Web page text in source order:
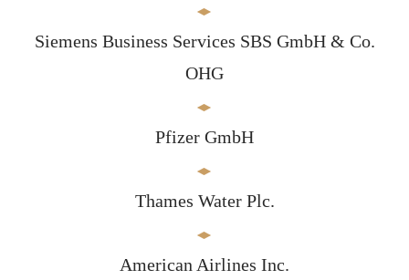
Siemens Business Services SBS GmbH & Co.
OHG
Pfizer GmbH
Thames Water Plc.
American Airlines Inc.